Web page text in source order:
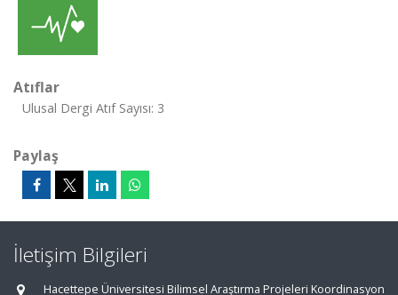
Atıflar
Ulusal Dergi Atıf Sayısı: 3
Paylaş
İletişim Bilgileri
Hacettepe Üniversitesi Bilimsel Araştırma Projeleri Koordinasyon